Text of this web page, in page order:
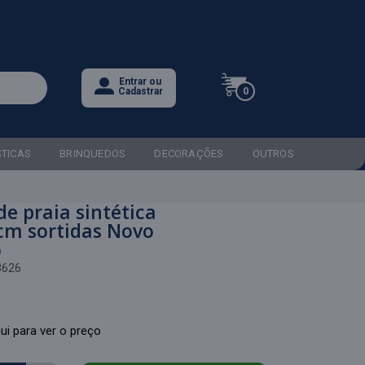
Entrar ou
Cadastrar
0
BRINQUEDOS DECORAÇÕES OUTROS
praia sintética
sortidas Novo
para ver o preço